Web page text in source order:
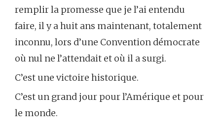
remplir la promesse que je l’ai entendu
faire, il y a huit ans maintenant, totalement
inconnu, lors d’une Convention démocrate
où nul ne l’attendait et où il a surgi.
C’est une victoire historique.
C’est un grand jour pour l’Amérique et pour
le monde.